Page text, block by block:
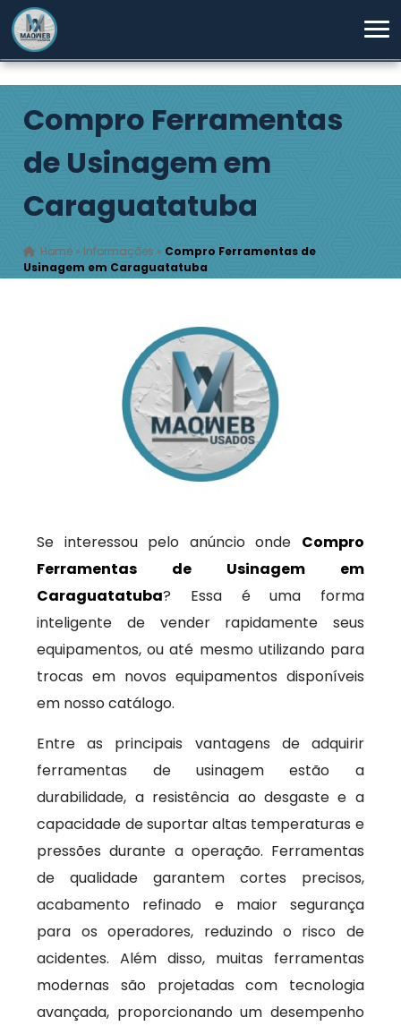
Compro Ferramentas
de Usinagem em
Caraguatatuba
Home » Informações » Compro Ferramentas de
Usinagem em Caraguatatuba
Se interessou pelo anúncio onde Compro
Ferramentas de Usinagem em
Caraguatatuba? Essa é uma forma
inteligente de vender rapidamente seus
equipamentos, ou até mesmo utilizando para
trocas em novos equipamentos disponíveis
em nosso catálogo.
Entre as principais vantagens de adquirir
ferramentas de usinagem estão a
durabilidade, a resistência ao desgaste e a
capacidade de suportar altas temperaturas e
pressões durante a operação. Ferramentas
de qualidade garantem cortes precisos,
acabamento refinado e maior segurança
para os operadores, reduzindo o risco de
acidentes. Além disso, muitas ferramentas
modernas são projetadas com tecnologia
avançada, proporcionando um desempenho